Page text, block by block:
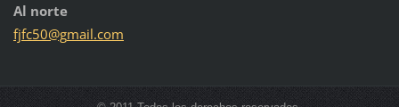
Al norte
fjfc50@gmail.com